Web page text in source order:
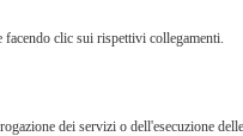
clic sui rispettivi collegamenti.
dei servizi o dell'esecuzione